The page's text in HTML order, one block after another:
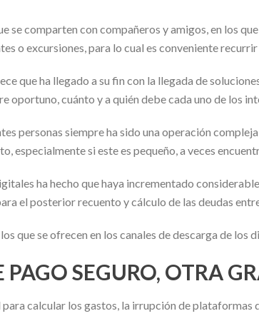
se comparten con compañeros y amigos, en los
o excursiones, para lo cual es conveniente
que ha llegado a su fin con la llegada de
oportuno, cuánto y a quién debe cada uno de los
personas siempre ha sido una operación
especialmente si este es pequeño, a veces
ha hecho que haya incrementado
el posterior recuento y cálculo de las deudas
que se ofrecen en los canales de descarga de los
PAGO SEGURO, OTRA
calcular los gastos, la irrupción de plataformas